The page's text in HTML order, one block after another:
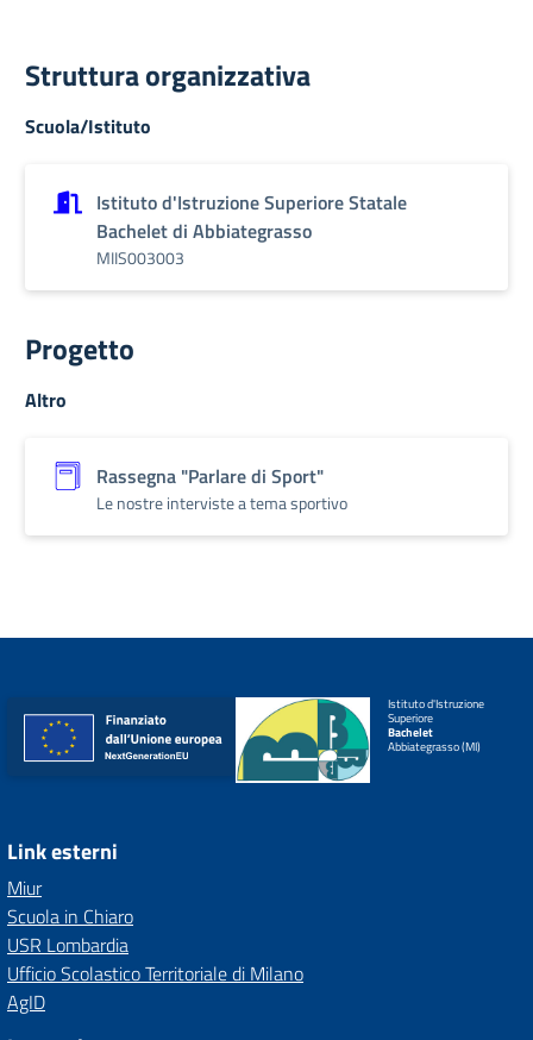
Struttura organizzativa
Scuola/Istituto
Istituto d'Istruzione Superiore Statale
Bachelet di Abbiategrasso
MIIS003003
Progetto
Altro
Rassegna "Parlare di Sport"
Le nostre interviste a tema sportivo
Istituto d'Istruzione
Superiore
Bachelet
Abbiategrasso (MI)
Link esterni
Miur
Scuola in Chiaro
USR Lombardia
Ufficio Scolastico Territoriale di Milano
AgID